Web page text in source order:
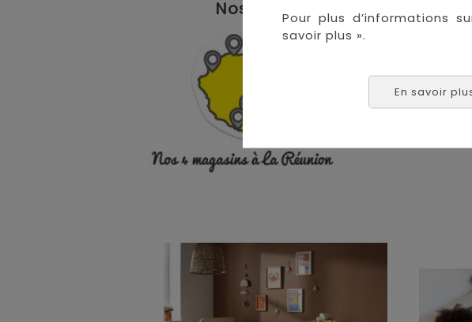
Pour plus d’informations
savoir plus ».
En savoir
Nos magasins à La Réunion :
• Saint Denis
• Tampon